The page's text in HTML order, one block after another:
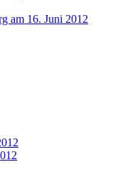
am 16. Juni 2012